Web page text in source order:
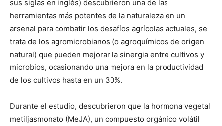
sus siglas en inglés) descubrieron una de las
herramientas más potentes de la naturaleza en un
arsenal para combatir los desafíos agrícolas actuales, se
trata de los agromicrobianos (o agroquímicos de origen
natural) que pueden mejorar la sinergia entre cultivos y
microbios, ocasionando una mejora en la productividad
de los cultivos hasta en un 30%.
Durante el estudio, descubrieron que la hormona vegetal
metiljasmonato (MeJA), un compuesto orgánico volátil